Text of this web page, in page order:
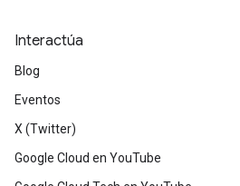
Interactúa
Blog
Eventos
X (Twitter)
Google Cloud en YouTube